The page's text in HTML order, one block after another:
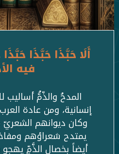
أَلَا حَبَّذَا حَبَّذَا
فيه
المدحُ والذّمُّ أساليب
إنسانية، ومن عادة
وكان ديوانهم الشعريّ
يمتدح شعراؤهم
أيضاً بخصال الذَّمِّ